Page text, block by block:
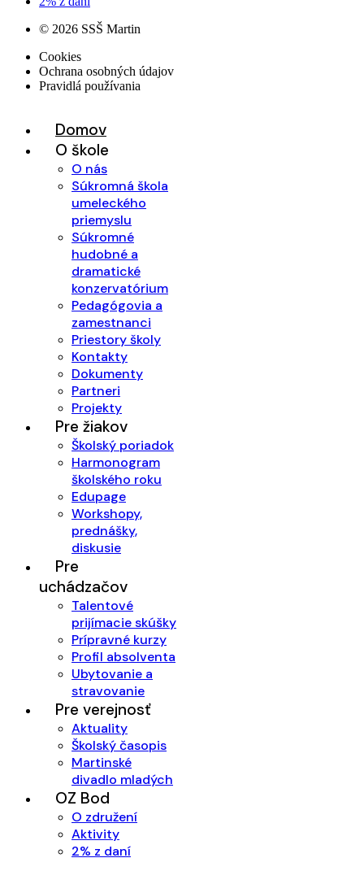
© 2026 SSŠ Martin
Cookies
Ochrana osobných údajov
Pravidlá používania
Domov
O škole
O nás
Súkromná škola
umeleckého
priemyslu
Súkromné
hudobné a
dramatické
konzervatórium
Pedagógovia a
zamestnanci
Priestory školy
Kontakty
Dokumenty
Partneri
Projekty
Pre žiakov
Školský poriadok
Harmonogram
školského roku
Edupage
Workshopy,
prednášky,
diskusie
Pre
uchádzačov
Talentové
prijímacie skúšky
Prípravné kurzy
Profil absolventa
Ubytovanie a
stravovanie
Pre verejnosť
Aktuality
Školský časopis
Martinské
divadlo mladých
OZ Bod
O združení
Aktivity
2% z daní